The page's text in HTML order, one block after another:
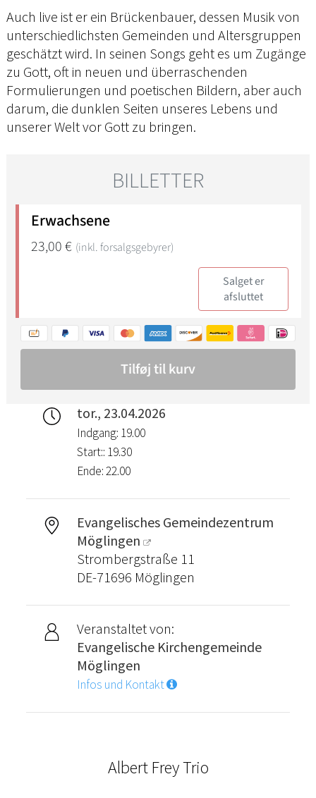
Auch live ist er ein Brückenbauer, dessen Musik von
unterschiedlichsten Gemeinden und Altersgruppen
geschätzt wird. In seinen Songs geht es um Zugänge
zu Gott, oft in neuen und überraschenden
Formulierungen und poetischen Bildern, aber auch
darum, die dunklen Seiten unseres Lebens und
unserer Welt vor Gott zu bringen.
tor., 23.04.2026
Indgang: 19.00
Start:: 19.30
Ende: 22.00
Evangelisches Gemeindezentrum
Möglingen
Strombergstraße 11
DE-71696 Möglingen
Veranstaltet von:
Evangelische Kirchengemeinde
Möglingen
Infos und Kontakt
Albert Frey Trio